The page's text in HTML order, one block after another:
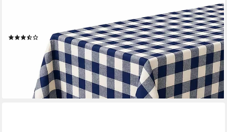
Tischdecke Tischwäsche im 2 cm Karo blau-weiß 100%
Baumwolle Landhaus Tischdecken (1-tlg)
UVP4,45 €
lieferbar - in 3-4 Werktagen bei dir